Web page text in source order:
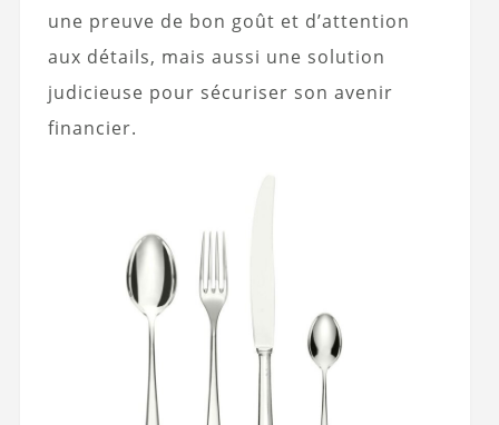
une preuve de bon goût et d’attention
aux détails, mais aussi une solution
judicieuse pour sécuriser son avenir
financier.